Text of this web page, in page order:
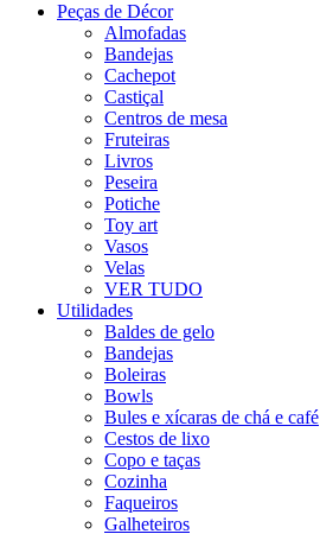
Peças de Décor
Almofadas
Bandejas
Cachepot
Castiçal
Centros de mesa
Fruteiras
Livros
Peseira
Potiche
Toy art
Vasos
Velas
VER TUDO
Utilidades
Baldes de gelo
Bandejas
Boleiras
Bowls
Bules e xícaras de chá e café
Cestos de lixo
Copo e taças
Cozinha
Faqueiros
Galheteiros